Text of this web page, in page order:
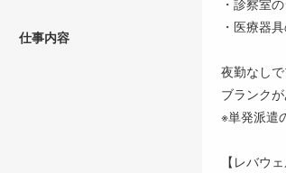
仕事内容
・医療器
夜勤なし
ブランク
※単発派遣
【レバウ